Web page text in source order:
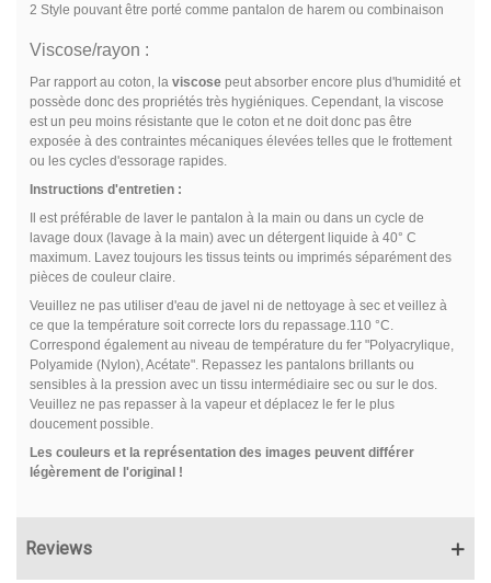
2 Style pouvant être porté comme pantalon de harem ou combinaison
Viscose/rayon :
Par rapport au coton, la viscose peut absorber encore plus d'humidité et
possède donc des propriétés très hygiéniques. Cependant, la viscose
est un peu moins résistante que le coton et ne doit donc pas être
exposée à des contraintes mécaniques élevées telles que le frottement
ou les cycles d'essorage rapides.
Instructions d'entretien :
Il est préférable de laver le pantalon à la main ou dans un cycle de
lavage doux (lavage à la main) avec un détergent liquide à 40° C
maximum. Lavez toujours les tissus teints ou imprimés séparément des
pièces de couleur claire.
Veuillez ne pas utiliser d'eau de javel ni de nettoyage à sec et veillez à
ce que la température soit correcte lors du repassage.110 °C.
Correspond également au niveau de température du fer "Polyacrylique,
Polyamide (Nylon), Acétate". Repassez les pantalons brillants ou
sensibles à la pression avec un tissu intermédiaire sec ou sur le dos.
Veuillez ne pas repasser à la vapeur et déplacez le fer le plus
doucement possible.
Les couleurs et la représentation des images peuvent différer
légèrement de l'original !
Reviews